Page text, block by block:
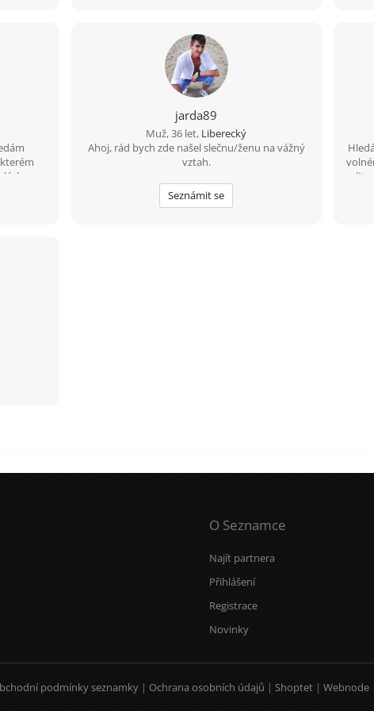
a
jarda89
Muž, 36 let, Liberecký
Ahoj, rád bych zde našel slečnu/ženu na vážný
vztah.
Seznámit se
O Seznamce
Najít partnera
Přihlášení
Registrace
Novinky
podmínky seznamky | Ochrana osobních údajů | Shoptet | Webnode